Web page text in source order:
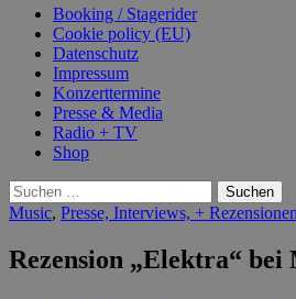
Inhalt
Booking / Stagerider
Cookie policy (EU)
Datenschutz
Impressum
Konzerttermine
Presse & Media
Radio + TV
Shop
Suchen
nach:
Music, Presse, Interviews, + Rezensionen
Rezension „Elektra“